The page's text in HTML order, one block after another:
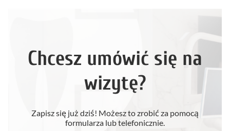
Chcesz umówić się na
wizytę?
Zapisz się już dziś! Możesz to zrobić za pomocą
formularza lub telefonicznie.